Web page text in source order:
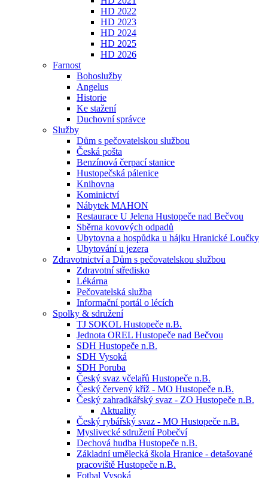
HD 2022
HD 2023
HD 2024
HD 2025
HD 2026
Farnost
Bohoslužby
Angelus
Historie
Ke stažení
Duchovní správce
Služby
Dům s pečovatelskou službou
Česká pošta
Benzínová čerpací stanice
Hustopečská pálenice
Knihovna
Kominictví
Nábytek MAHON
Restaurace U Jelena Hustopeče nad Bečvou
Sběrna kovových odpadů
Ubytovna a hospůdka u hájku Hranické Loučky
Ubytování u jezera
Zdravotnictví a Dům s pečovatelskou službou
Zdravotní středisko
Lékárna
Pečovatelská služba
Informační portál o lécích
Spolky & sdružení
TJ SOKOL Hustopeče n.B.
Jednota OREL Hustopeče nad Bečvou
SDH Hustopeče n.B.
SDH Vysoká
SDH Poruba
Český svaz včelařů Hustopeče n.B.
Český červený kříž - MO Hustopeče n.B.
Český zahradkářský svaz - ZO Hustopeče n.B.
Aktuality
Český rybářský svaz - MO Hustopeče n.B.
Myslivecké sdružení Pobečví
Dechová hudba Hustopeče n.B.
Základní umělecká škola Hranice - detašované
pracoviště Hustopeče n.B.
Fotbal Vysoká